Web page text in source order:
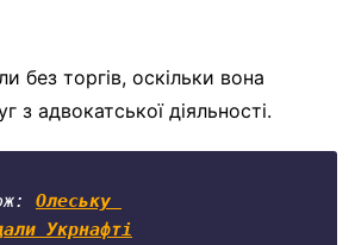
без торгів, оскільки вона
з адвокатської діяльності.
Олеську
Укрнафті